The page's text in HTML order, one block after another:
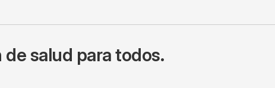
salud para todos.